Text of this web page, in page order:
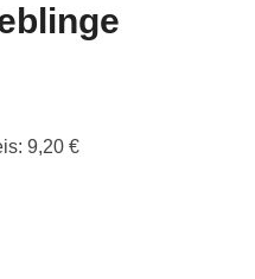
9,20 €